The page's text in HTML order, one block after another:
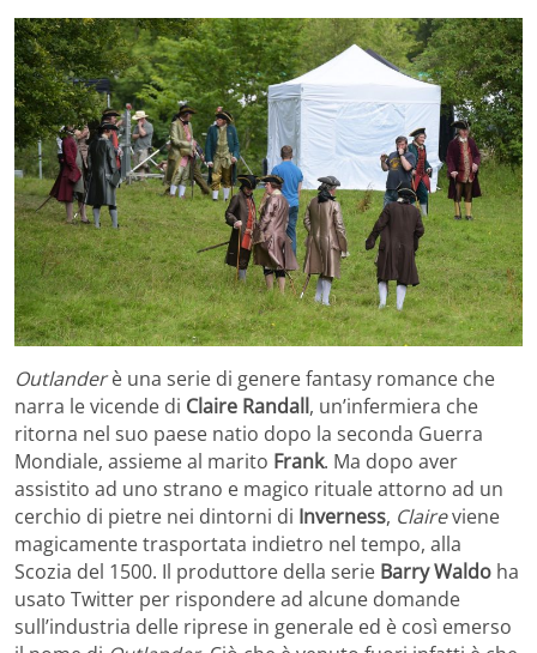
Outlanderè una serie di genere fantasy romance che
narra le vicende di Claire Randall, un’infermiera che
ritorna nel suo paese natio dopo la seconda Guerra
Mondiale, assieme al marito Frank. Ma dopo aver
assistito ad uno strano e magico rituale attorno ad un
cerchio di pietre nei dintorni di Inverness, Claireviene
magicamente trasportata indietro nel tempo, alla
Scozia del 1500. Il produttore della serie Barry Waldo ha
usato Twitter per rispondere ad alcune domande
sull’industria delle riprese in generale ed è così emerso